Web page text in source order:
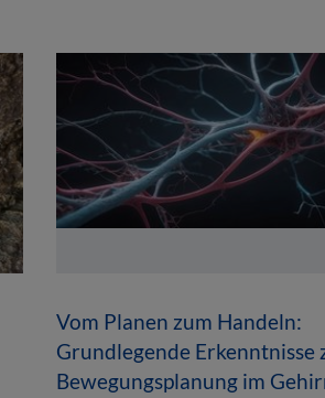
Vom Planen zum Handeln:
Grundlegende Erkenntnisse
Bewegungsplanung im